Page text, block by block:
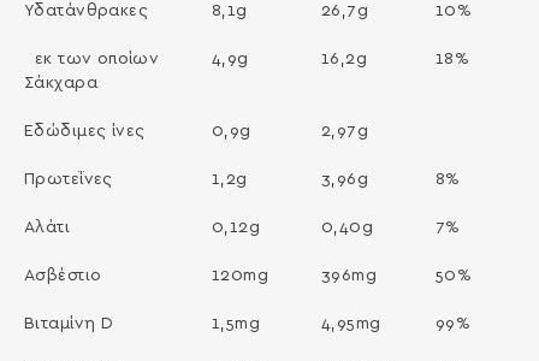
Υδατάνθρακες 8,1g 26,7g 10%
εκ των οποίων
Σάκχαρα
4,9g 16,2g 18%
Εδώδιμες ίνες 0,9g 2,97g
Πρωτεΐνες 1,2g 3,96g 8%
Αλάτι 0,12g 0,40g 7%
Aσβέστιο 120mg 396mg 50%
Βιταμίνη D 1,5mg 4,95mg 99%